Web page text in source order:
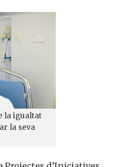
la igualtat
la seva